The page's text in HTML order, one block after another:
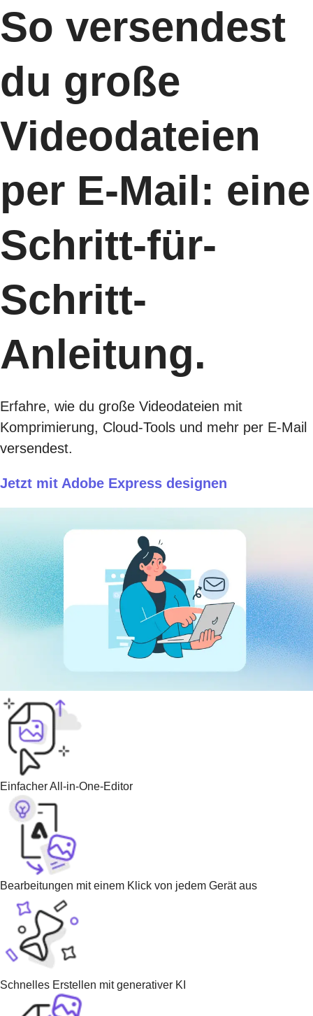
So versendest
du große
Videodateien
per E-Mail: eine
Schritt-für-
Schritt-
Anleitung.
Erfahre, wie du große Videodateien mit
Komprimierung, Cloud-Tools und mehr per E-Mail
versendest.
Jetzt mit Adobe Express designen
Einfacher All-in-One-Editor
Bearbeitungen mit einem Klick von jedem Gerät aus
Schnelles Erstellen mit generativer KI